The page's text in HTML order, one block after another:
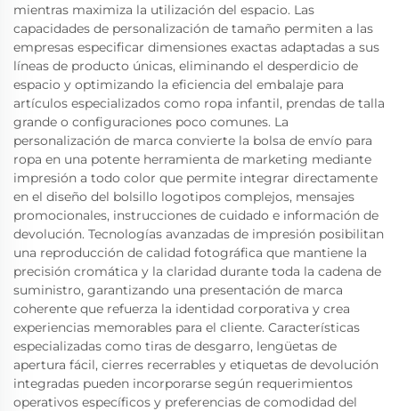
mientras maximiza la utilización del espacio. Las
capacidades de personalización de tamaño permiten a las
empresas especificar dimensiones exactas adaptadas a sus
líneas de producto únicas, eliminando el desperdicio de
espacio y optimizando la eficiencia del embalaje para
artículos especializados como ropa infantil, prendas de talla
grande o configuraciones poco comunes. La
personalización de marca convierte la bolsa de envío para
ropa en una potente herramienta de marketing mediante
impresión a todo color que permite integrar directamente
en el diseño del bolsillo logotipos complejos, mensajes
promocionales, instrucciones de cuidado e información de
devolución. Tecnologías avanzadas de impresión posibilitan
una reproducción de calidad fotográfica que mantiene la
precisión cromática y la claridad durante toda la cadena de
suministro, garantizando una presentación de marca
coherente que refuerza la identidad corporativa y crea
experiencias memorables para el cliente. Características
especializadas como tiras de desgarro, lengüetas de
apertura fácil, cierres recerrables y etiquetas de devolución
integradas pueden incorporarse según requerimientos
operativos específicos y preferencias de comodidad del